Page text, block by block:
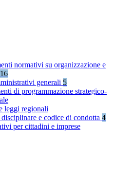
normativi su organizzazione e
16
generali 5
di programmazione strategico-
leggi regionali
e codice di condotta 4
per cittadini e imprese